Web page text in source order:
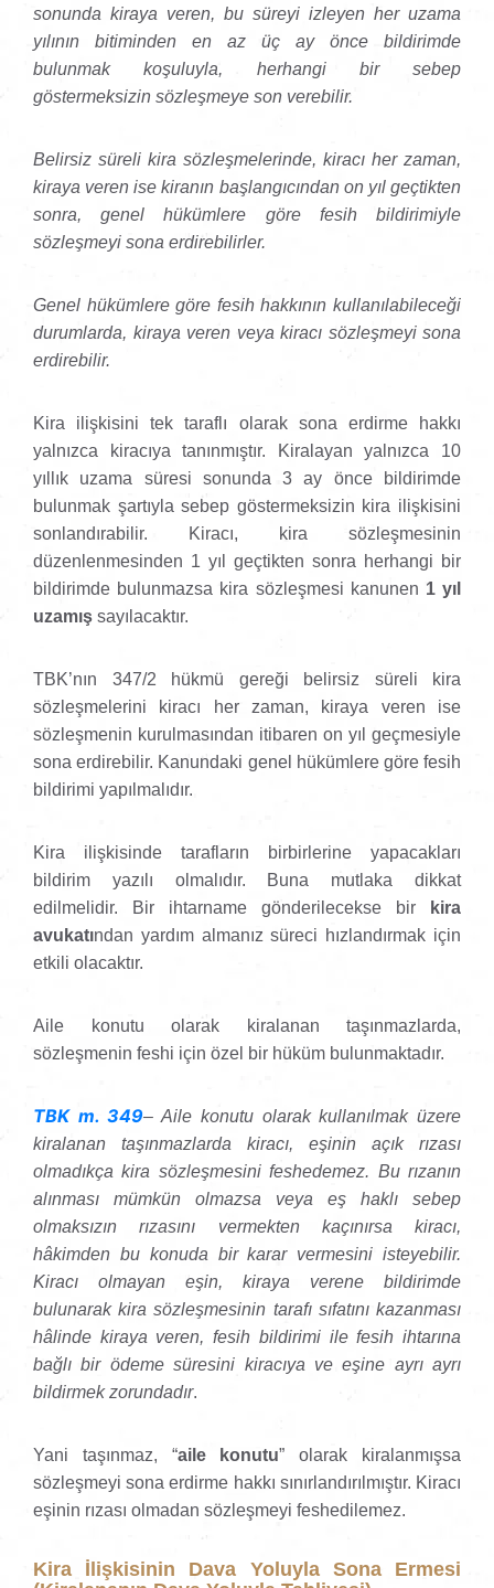
sonunda kiraya veren, bu süreyi izleyen her uzama
yılının bitiminden en az üç ay önce bildirimde
bulunmak koşuluyla, herhangi bir sebep
göstermeksizin sözleşmeye son verebilir.
Belirsiz süreli kira sözleşmelerinde, kiracı her zaman,
kiraya veren ise kiranın başlangıcından on yıl geçtikten
sonra, genel hükümlere göre fesih bildirimiyle
sözleşmeyi sona erdirebilirler.
Genel hükümlere göre fesih hakkının kullanılabileceği
durumlarda, kiraya veren veya kiracı sözleşmeyi sona
erdirebilir.
Kira ilişkisini tek taraflı olarak sona erdirme hakkı
yalnızca kiracıya tanınmıştır. Kiralayan yalnızca 10
yıllık uzama süresi sonunda 3 ay önce bildirimde
bulunmak şartıyla sebep göstermeksizin kira ilişkisini
sonlandırabilir. Kiracı, kira sözleşmesinin
düzenlenmesinden 1 yıl geçtikten sonra herhangi bir
bildirimde bulunmazsa kira sözleşmesi kanunen 1 yıl
uzamış sayılacaktır.
TBK’nın 347/2 hükmü gereği belirsiz süreli kira
sözleşmelerini kiracı her zaman, kiraya veren ise
sözleşmenin kurulmasından itibaren on yıl geçmesiyle
sona erdirebilir. Kanundaki genel hükümlere göre fesih
bildirimi yapılmalıdır.
Kira ilişkisinde tarafların birbirlerine yapacakları
bildirim yazılı olmalıdır. Buna mutlaka dikkat
edilmelidir. Bir ihtarname gönderilecekse bir
kira
avukatından yardım almanız süreci hızlandırmak için
etkili olacaktır.
Aile konutu olarak kiralanan taşınmazlarda,
sözleşmenin feshi için özel bir hüküm bulunmaktadır.
TBK m. 349– Aile konutu olarak kullanılmak üzere
kiralanan taşınmazlarda kiracı, eşinin açık rızası
olmadıkça kira sözleşmesini feshedemez. Bu rızanın
alınması mümkün olmazsa veya eş haklı sebep
olmaksızın rızasını vermekten kaçınırsa kiracı,
hâkimden bu konuda bir karar vermesini isteyebilir.
Kiracı olmayan eşin, kiraya verene bildirimde
bulunarak kira sözleşmesinin tarafı sıfatını kazanması
hâlinde kiraya veren, fesih bildirimi ile fesih ihtarına
bağlı bir ödeme süresini kiracıya ve eşine ayrı ayrı
bildirmek zorundadır.
Yani taşınmaz, “aile konutu” olarak kiralanmışsa
sözleşmeyi sona erdirme hakkı sınırlandırılmıştır. Kiracı
eşinin rızası olmadan sözleşmeyi feshedilemez.
Kira İlişkisinin Dava Yoluyla Sona Ermesi